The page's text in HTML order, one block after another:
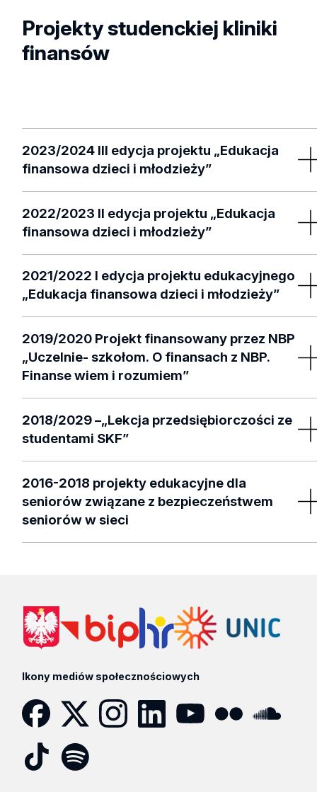
Projekty studenckiej kliniki
finansów
2023/2024 III edycja projektu „Edukacja
finansowa dzieci i młodzieży”
podstawowych oraz szkół ponadpodstawowych.
edukacyjne związane z zagadnieniami związanymi z
pieniądzem, cyberbezpieczeństwem, inflacją, formami
inwestowania.
2022/2023 II edycja projektu „Edukacja
finansowa dzieci i młodzieży”
z inflacją.
2021/2022 I edycja projektu edukacyjnego
„Edukacja finansowa dzieci i młodzieży”
ponadpodstawowych. Tematyka dostosowana do odbiorców
z formami pieniądza, bezpieczeństwem, bankowością elektroniczną,
formami oszczędzania.
2019/2020 Projekt finansowany przez NBP
„Uczelnie- szkołom. O finansach z NBP.
Finanse wiem i rozumiem”
podstawowych i ponadpodstawowych. Projekt z uwagi
pandemię realizowany zdalnie w formie warsztatów
obejmujących gry i zabawy o tematyce finansowej.
2018/2029 –„Lekcja przedsiębiorczości ze
studentami SKF”
ponadpodstawowych, w ramach lekcji
Studenci odwiedzali placówki z materiałami edukacyjnymi
zestawem gier. Realizowane tematy to: Przyjazny PIT,
Cyberbezpieczeństwa.
2016-2018 projekty edukacyjne dla
seniorów związane z bezpieczeństwem
seniorów w sieci
Ikony mediów społecznościowych